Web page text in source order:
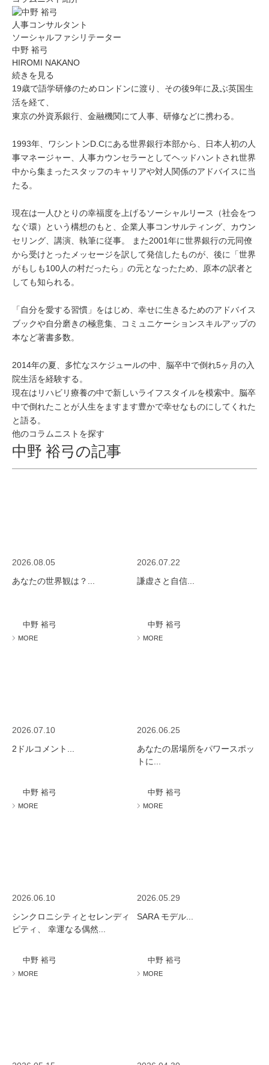
人事コンサルタント
ソーシャルファシリテーター
中野 裕弓
HIROMI NAKANO
続きを見る
19歳で語学研修のためロンドンに渡り、その後9年に及ぶ英国生
活を経て、
東京の外資系銀行、金融機関にて人事、研修などに携わる。
1993年、ワシントンD.Cにある世界銀行本部から、日本人初の人
事マネージャー、人事カウンセラーとしてヘッドハントされ世界
中から集まったスタッフのキャリアや対人関係のアドバイスに当
たる。
現在は一人ひとりの幸福度を上げるソーシャルリース（社会をつ
なぐ環）という構想のもと、企業人事コンサルティング、カウン
セリング、講演、執筆に従事。 また2001年に世界銀行の元同僚
から受けとったメッセージを訳して発信したものが、後に「世界
がもしも100人の村だったら」の元となったため、原本の訳者と
しても知られる。
「自分を愛する習慣」をはじめ、幸せに生きるためのアドバイス
ブックや自分磨きの極意集、コミュニケーションスキルアップの
本など著書多数。
2014年の夏、多忙なスケジュールの中、脳卒中で倒れ5ヶ月の入
院生活を経験する。
現在はリハビリ療養の中で新しいライフスタイルを模索中。脳卒
中で倒れたことが人生をますます豊かで幸せなものにしてくれた
と語る。
他のコラムニストを探す
中野 裕弓の記事
2026.08.05
あなたの世界観は？...
中野 裕弓
MORE
2026.07.22
謙虚さと自信...
中野 裕弓
MORE
2026.07.10
2ドルコメント...
中野 裕弓
MORE
2026.06.25
あなたの居場所をパワースポッ
トに...
中野 裕弓
MORE
2026.06.10
シンクロニシティとセレンディ
ピティ、 幸運なる偶然...
中野 裕弓
MORE
2026.05.29
SARA モデル...
中野 裕弓
MORE